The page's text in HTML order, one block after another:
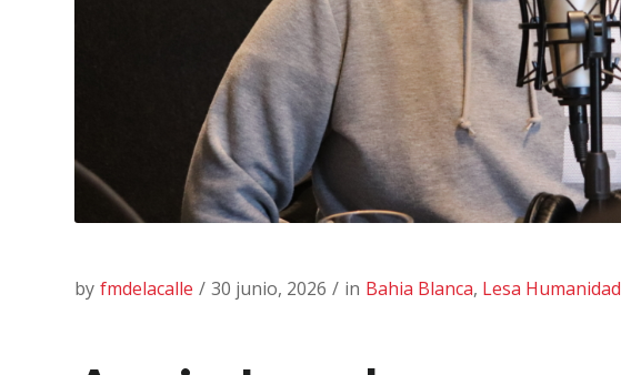
by fmdelacalle / 30 junio, 2026 / in Bahia Blanca, Lesa Humanidad